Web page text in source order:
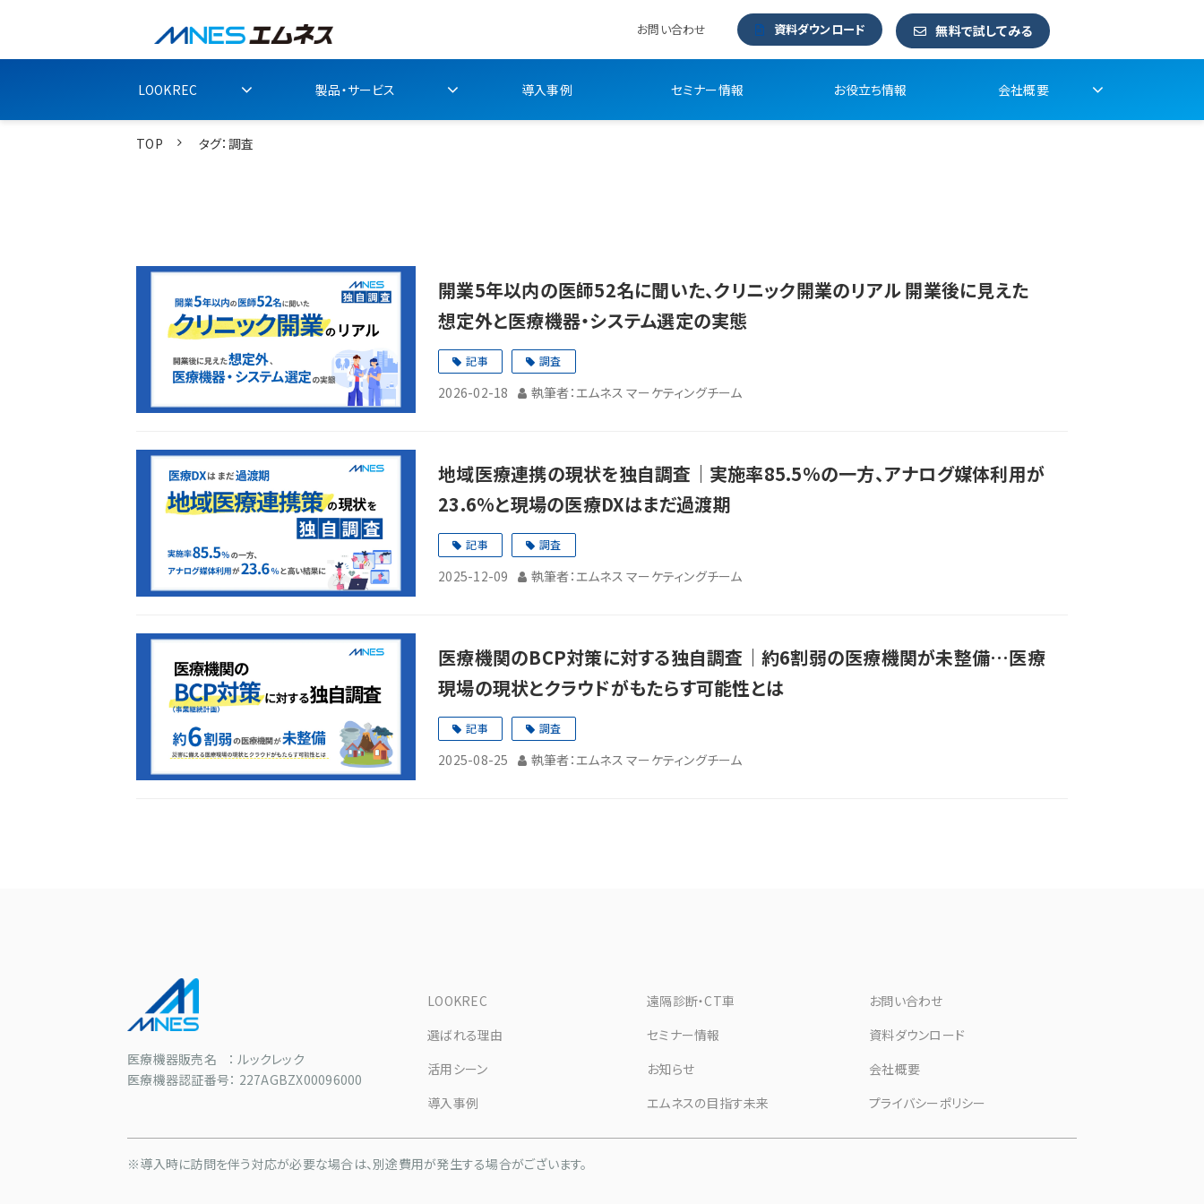
お問い合わせ 資料ダウンロード 無料で試してみる
LOOKREC 製品・サービス 導入事例 セミナー情報 お役立ち情報 会社概要
TOP タグ：調査
開業5年以内の医師52名に聞いた、クリニック開業のリアル 開業後に見えた
想定外と医療機器・システム選定の実態
記事 調査
2026-02-18 執筆者：エムネス マーケティングチーム
地域医療連携の現状を独自調査｜実施率85.5%の一方、アナログ媒体利用が
23.6%と現場の医療DXはまだ過渡期
記事 調査
2025-12-09 執筆者：エムネス マーケティングチーム
医療機関のBCP対策に対する独自調査｜約6割弱の医療機関が未整備…医療
現場の現状とクラウドがもたらす可能性とは
記事 調査
2025-08-25 執筆者：エムネス マーケティングチーム
医療機器販売名 ： ルックレック
医療機器認証番号： 227AGBZX00096000
LOOKREC
選ばれる理由
活用シーン
導入事例
遠隔診断・CT車
セミナー情報
お知らせ
エムネスの目指す未来
お問い合わせ
資料ダウンロード
会社概要
プライバシーポリシー
※導入時に訪問を伴う対応が必要な場合は、別途費用が発生する場合がございます。